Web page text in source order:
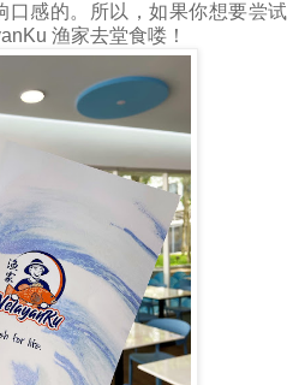
口感的。所以，如果你想要尝试
渔家去堂食喽！